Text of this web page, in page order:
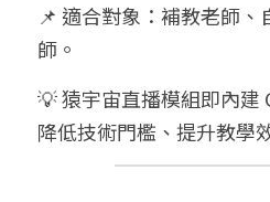
📌 適合對象：補教老師
師。
💡 猿宇宙直播模組即內建
降低技術門檻、提升教學